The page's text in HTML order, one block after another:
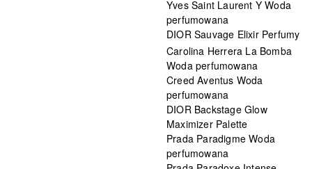
Yves Saint Laurent Y Woda
perfumowana
DIOR Sauvage Elixir Perfumy
Carolina Herrera La Bomba
Woda perfumowana
Creed Aventus Woda
perfumowana
DIOR Backstage Glow
Maximizer Palette
Prada Paradigme Woda
perfumowana